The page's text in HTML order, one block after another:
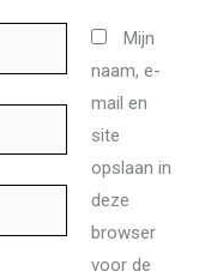
Mijn
naam, e-
mail en
site
opslaan in
deze
browser
voor de